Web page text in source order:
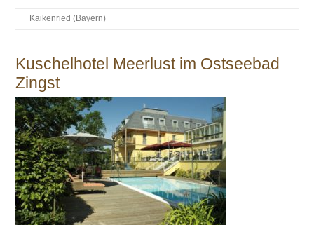
Kaikenried (Bayern)
Kuschelhotel Meerlust im Ostseebad
Zingst